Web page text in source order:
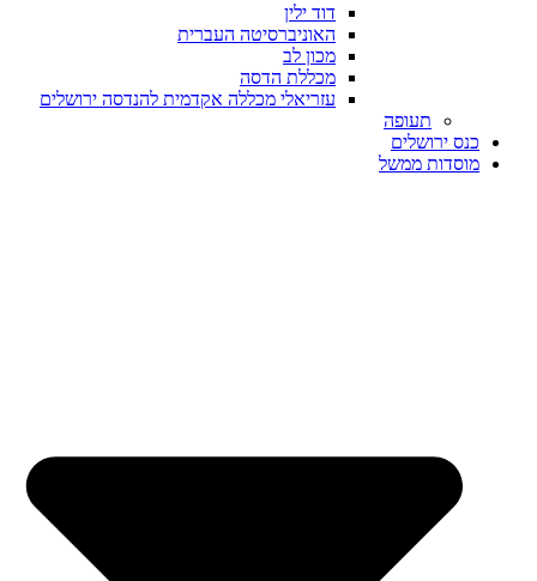
דוד ילין
האוניברסיטה העברית
מכון לב
מכללת הדסה
עזריאלי מכללה אקדמית להנדסה ירושלים
תעופה
כנס ירושלים
מוסדות ממשל